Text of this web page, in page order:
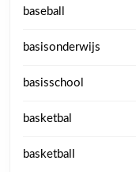
baseball
basisonderwijs
basisschool
basketbal
basketball